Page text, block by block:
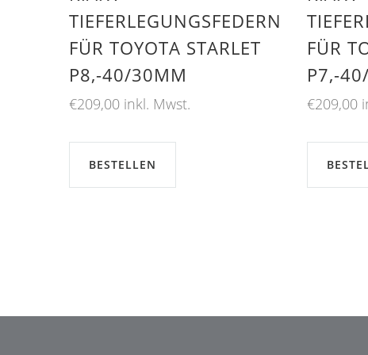
TIEFERLEGUNGSFEDERN
FÜR TOYOTA STARLET
P8,-40/30MM
€209,00 inkl. Mwst.
BESTELLEN
FÜR
P7,-
€209,00